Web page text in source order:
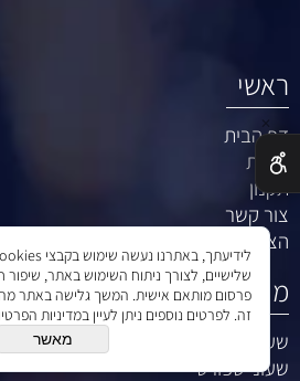
ראשי
דף הבית
אודות
תקנון
צור קשר
הצהרת נגישות
מוצרים
שעונים
שעוני ספורט
✕
שלישיים, לצורך ניתוח השימוש באתר, שיפור
פרסום מותאם אישית. המשך גלישה באתר
זה. לפרטים נוספים ניתן לעיין במדיניות
מאשר